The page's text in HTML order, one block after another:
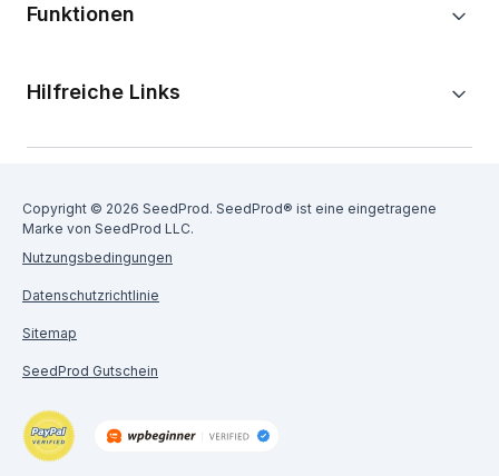
Funktionen
Hilfreiche Links
Copyright © 2026 SeedProd. SeedProd® ist eine eingetragene
Marke von SeedProd LLC.
Nutzungsbedingungen
Datenschutzrichtlinie
Sitemap
SeedProd Gutschein